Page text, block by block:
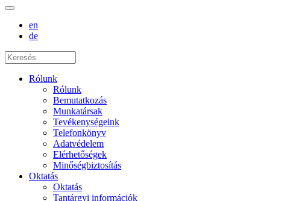
en
de
Rólunk
Rólunk
Bemutatkozás
Munkatársak
Tevékenységeink
Telefonkönyv
Adatvédelem
Elérhetőségek
Minőségbiztosítás
Oktatás
Oktatás
Tantárgyi információk